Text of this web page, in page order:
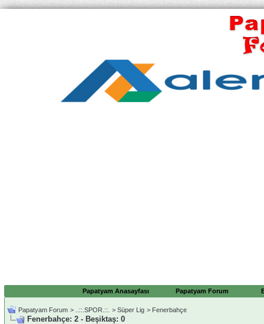
Papatyam Anasayfası Papatyam Forum
Papatyam Forum > ..::.SPOR.::. > Süper Lig > Fenerbahçe
Fenerbahçe: 2 - Beşiktaş: 0